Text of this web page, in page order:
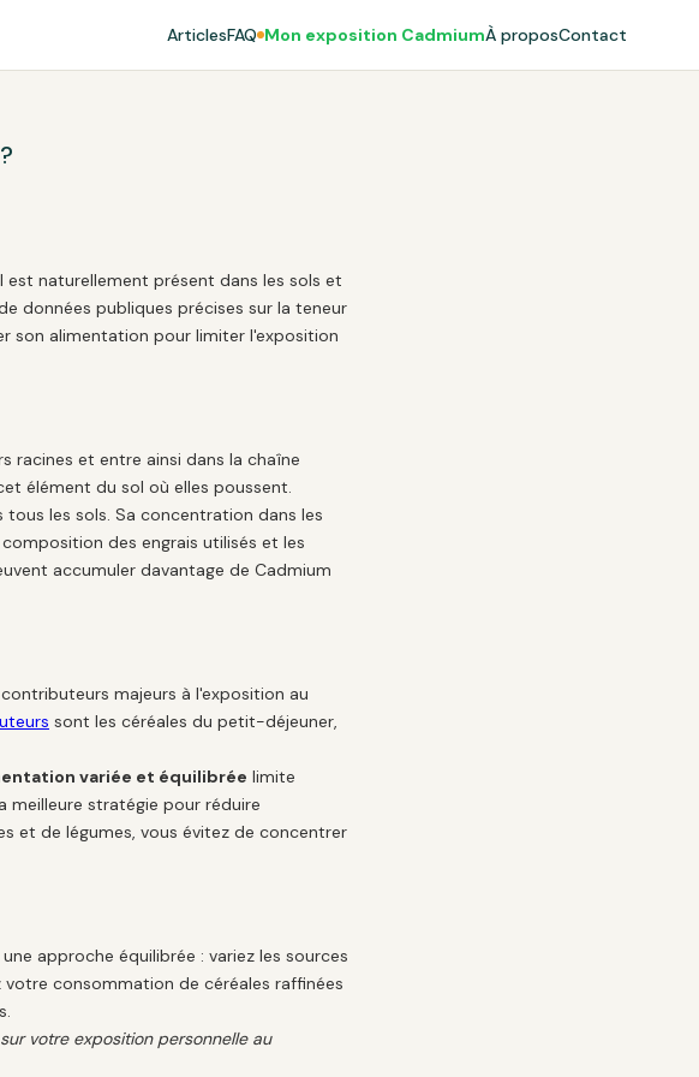
ArticlesFAQ Mon exposition CadmiumÀ proposContact
est naturellement présent dans les sols et
données publiques précises sur la teneur
son alimentation pour limiter l'exposition
racines et entre ainsi dans la chaîne
élément du sol où elles poussent.
les sols. Sa concentration dans les
des engrais utilisés et les
accumuler davantage de Cadmium
majeurs à l'exposition au
sont les céréales du petit-déjeuner,
variée et équilibrée limite
meilleure stratégie pour réduire
et de légumes, vous évitez de concentrer
approche équilibrée : variez les sources
consommation de céréales raffinées
votre exposition personnelle au